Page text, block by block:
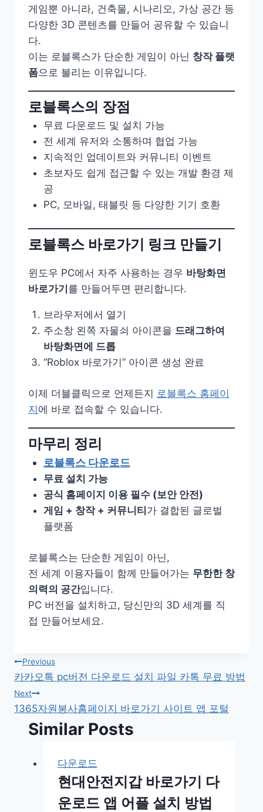
게임뿐 아니라, 건축물, 시나리오, 가상 공간 등
다양한 3D 콘텐츠를 만들어 공유할 수 있습니
다.
이는 로블록스가 단순한 게임이 아닌 창작 플랫
폼으로 불리는 이유입니다.
로블록스의 장점
무료 다운로드 및 설치 가능
전 세계 유저와 소통하며 협업 가능
지속적인 업데이트와 커뮤니티 이벤트
초보자도 쉽게 접근할 수 있는 개발 환경 제
공
PC, 모바일, 태블릿 등 다양한 기기 호환
로블록스 바로가기 링크 만들기
윈도우 PC에서 자주 사용하는 경우 바탕화면
바로가기 를 만들어두면 편리합니다.
브라우저에서 열기
주소창 왼쪽 자물쇠 아이콘을 드래그하여
바탕화면에 드롭
“Roblox 바로가기” 아이콘 생성 완료
이제 더블클릭으로 언제든지 로블록스 홈페이
지에 바로 접속할 수 있습니다.
마무리 정리
로블록스 다운로드
무료 설치 가능
공식 홈페이지 이용 필수 (보안 안전)
게임 + 창작 + 커뮤니티 가 결합된 글로벌
플랫폼
로블록스는 단순한 게임이 아닌,
전 세계 이용자들이 함께 만들어가는 무한한 창
의력의 공간입니다.
PC 버전을 설치하고, 당신만의 3D 세계를 직
접 만들어보세요.
글
탐
색
Previous
카카오톡 pc버전 다운로드 설치 파일 카톡 무료 방법
Next
1365자원봉사홈페이지 바로가기 사이트 앱 포털
Similar Posts
다운로드
현대안전지갑 바로가기 다
운로드 앱 어플 설치 방법